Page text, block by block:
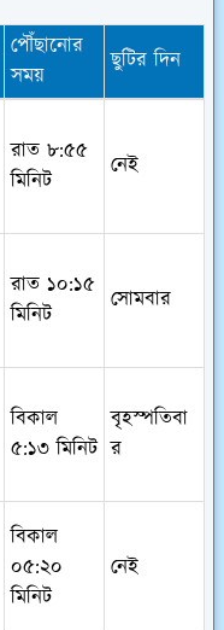
পৌঁছানোর
সময়
ছুটির দিন
রাত ৮:৫৫
মিনিট
নেই
রাত ১০:১৫
মিনিট
সোমবার
বিকাল
৫:১৩ মিনিট
বৃহস্পতিবা
র
বিকাল
০৫:২০
মিনিট
নেই